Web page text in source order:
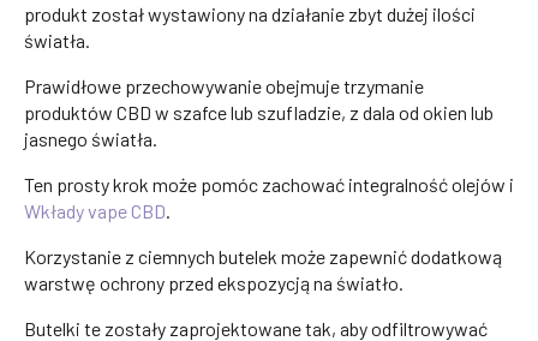
produkt został wystawiony na działanie zbyt dużej ilości
światła.
Prawidłowe przechowywanie obejmuje trzymanie
produktów CBD w szafce lub szufladzie, z dala od okien lub
jasnego światła.
Ten prosty krok może pomóc zachować integralność olejów i
Wkłady vape CBD.
Korzystanie z ciemnych butelek może zapewnić dodatkową
warstwę ochrony przed ekspozycją na światło.
Butelki te zostały zaprojektowane tak, aby odfiltrowywać